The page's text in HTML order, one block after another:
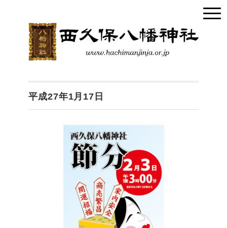
平成27年1月17日